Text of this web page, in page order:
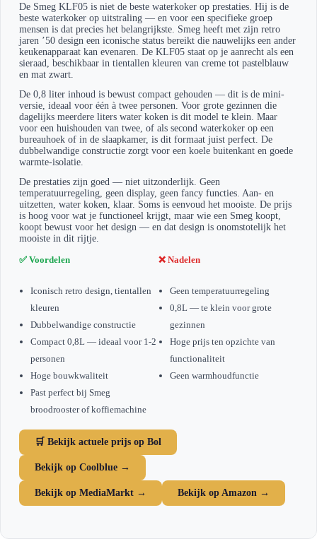
De Smeg KLF05 is niet de beste waterkoker op prestaties. Hij is de
beste waterkoker op uitstraling — en voor een specifieke groep
mensen is dat precies het belangrijkste. Smeg heeft met zijn retro
jaren ’50 design een iconische status bereikt die nauwelijks een ander
keukenapparaat kan evenaren. De KLF05 staat op je aanrecht als een
sieraad, beschikbaar in tientallen kleuren van creme tot pastelblauw
en mat zwart.
De 0,8 liter inhoud is bewust compact gehouden — dit is de mini-
versie, ideaal voor één à twee personen. Voor grote gezinnen die
dagelijks meerdere liters water koken is dit model te klein. Maar
voor een huishouden van twee, of als second waterkoker op een
bureauhoek of in de slaapkamer, is dit formaat juist perfect. De
dubbelwandige constructie zorgt voor een koele buitenkant en goede
warmte-isolatie.
De prestaties zijn goed — niet uitzonderlijk. Geen
temperatuurregeling, geen display, geen fancy functies. Aan- en
uitzetten, water koken, klaar. Soms is eenvoud het mooiste. De prijs
is hoog voor wat je functioneel krijgt, maar wie een Smeg koopt,
koopt bewust voor het design — en dat design is onomstotelijk het
mooiste in dit rijtje.
✅ Voordelen
Iconisch retro design, tientallen
kleuren
Dubbelwandige constructie
Compact 0,8L — ideaal voor 1-2
personen
Hoge bouwkwaliteit
Past perfect bij Smeg
broodrooster of koffiemachine
❌ Nadelen
Geen temperatuurregeling
0,8L — te klein voor grote
gezinnen
Hoge prijs ten opzichte van
functionaliteit
Geen warmhoudfunctie
🛒 Bekijk actuele prijs op Bol
Bekijk op Coolblue →
Bekijk op MediaMarkt → Bekijk op Amazon →